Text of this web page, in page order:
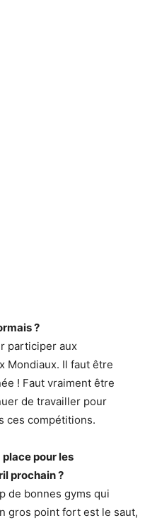
?
participer aux
Mondiaux. Il faut être
! Faut vraiment être
de travailler pour
ces compétitions.
pour les
prochain ?
de bonnes gyms qui
gros point fort est le saut,